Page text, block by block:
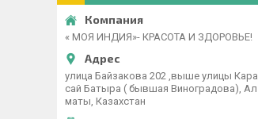
« МОЯ ИНДИЯ»- КРАСОТА И ЗДОРОВЬЕ!
улица Байзакова 202 ,выше улицы Кара
сай Батыра ( бывшая Виноградова), Ал
маты, Казахстан